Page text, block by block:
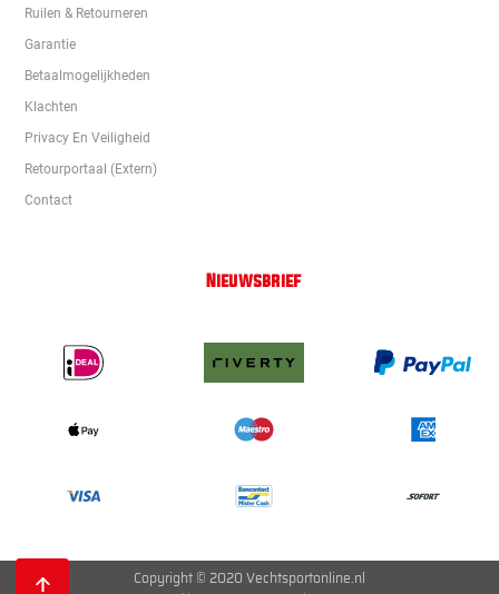
Ruilen & Retourneren
Garantie
Betaalmogelijkheden
Klachten
Privacy En Veiligheid
Retourportaal (extern)
Contact
Nieuwsbrief
Copyright © 2020 Vechtsportonline.nl